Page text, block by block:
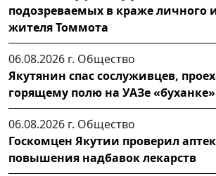
подозреваемых в краже личного
жителя Томмота
06.08.2026 г. Общество
Якутянин спас сослуживцев,
горящему полю на УАЗе «буханке»
06.08.2026 г. Общество
Госкомцен Якутии проверил
повышения надбавок лекарств